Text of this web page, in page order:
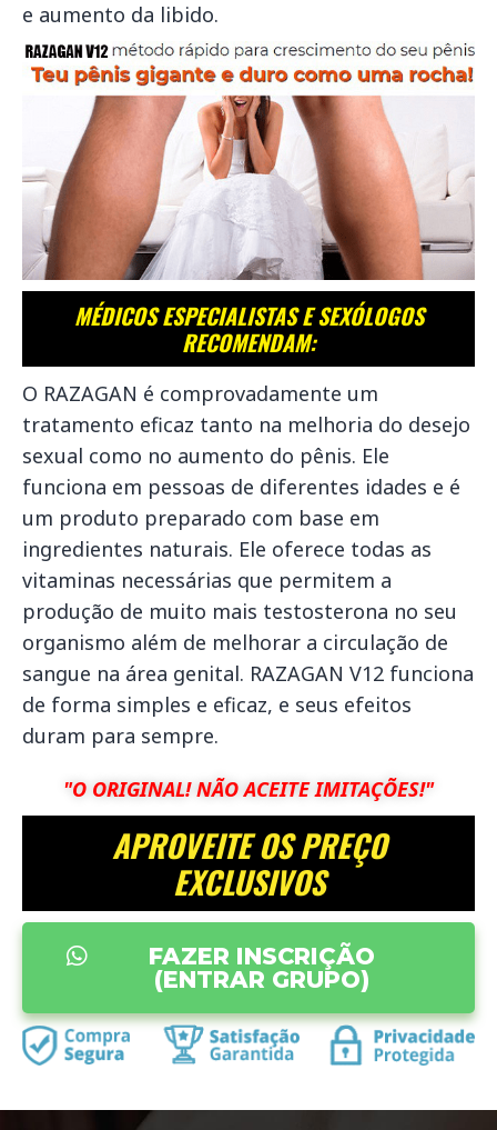
e aumento da libido.
MÉDICOS ESPECIALISTAS E SEXÓLOGOS
RECOMENDAM:
O RAZAGAN é comprovadamente um
tratamento eficaz tanto na melhoria do desejo
sexual como no aumento do pênis. Ele
funciona em pessoas de diferentes idades e é
um produto preparado com base em
ingredientes naturais. Ele oferece todas as
vitaminas necessárias que permitem a
produção de muito mais testosterona no seu
organismo além de melhorar a circulação de
sangue na área genital. RAZAGAN V12 funciona
de forma simples e eficaz, e seus efeitos
duram para sempre.
"O ORIGINAL! NÃO ACEITE IMITAÇÕES!"
APROVEITE OS PREÇO
EXCLUSIVOS
FAZER INSCRIÇÃO
(ENTRAR GRUPO)